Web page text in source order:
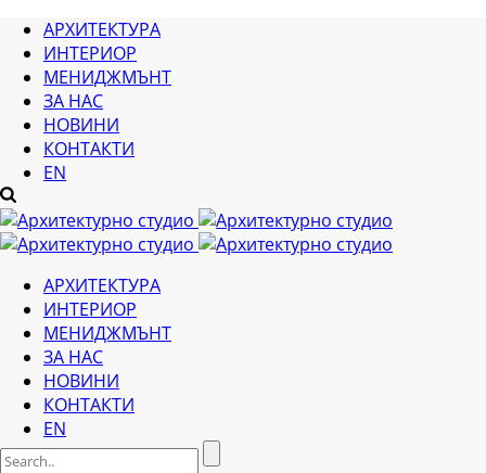
АРХИТЕКТУРА
ИНТЕРИОР
МЕНИДЖМЪНТ
ЗА НАС
НОВИНИ
КОНТАКТИ
EN
АРХИТЕКТУРА
ИНТЕРИОР
МЕНИДЖМЪНТ
ЗА НАС
НОВИНИ
КОНТАКТИ
EN